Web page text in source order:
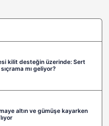
kilit desteğin üzerinde: Sert
mı geliyor?
altın ve gümüşe kayarken